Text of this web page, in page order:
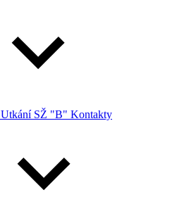
Utkání SŽ "B" Kontakty